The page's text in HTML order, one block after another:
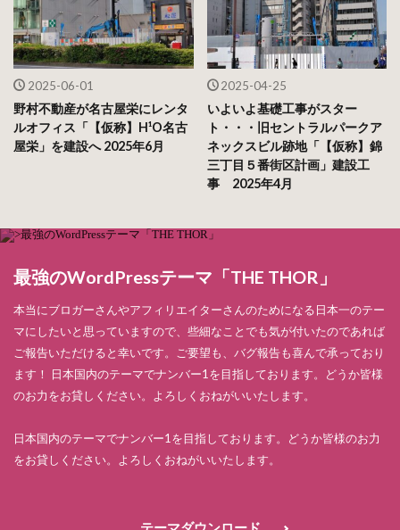
2025-06-01
野村不動産が名古屋栄にレンタ
ルオフィス「【仮称】H¹O名古
屋栄」を建設へ 2025年6月
2025-04-25
いよいよ基礎工事がスター
ト・・・旧セントラルパークア
ネックスビル跡地「【仮称】錦
三丁目５番街区計画」建設工
事 2025年4月
最強のWordPressテーマ「THE THOR」
本当にブロガーさんやアフィリエイターさんのためになる日本一のテー
マにしたいと思っていますので、些細なことでも気が付いたのであれば
ご報告いただけると幸いです。ご要望も、バグ報告も喜んで承っており
ます！ 日本国内のテーマでナンバー1を目指しております。どうか皆様
のお力をお貸しください。よろしくおねがいいたします。
日本国内のテーマでナンバー1を目指しております。どうか皆様のお力
をお貸しください。よろしくおねがいいたします。